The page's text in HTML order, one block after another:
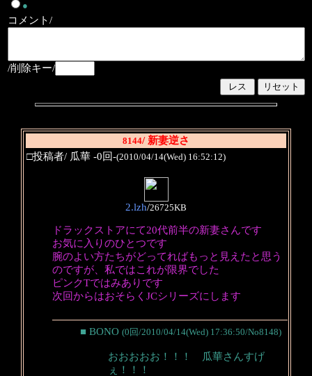
●
コメント/
/削除キー/
8144/ 新妻逆さ
□投稿者/ 瓜華 -0回-(2010/04/14(Wed) 16:52:12)
2.lzh/26725KB
ドラックストアにて20代前半の新妻さんです
お気に入りのひとつです
腕のよい方たちがどってればもっと見えたと思う
のですが、私ではこれが限界でした
ピンクTではみありです
次回からはおそらくJCシリーズにします
■ BONO (0回/2010/04/14(Wed) 17:36:50/No8148)
おおおおお！！！ 瓜華さんすげ
ぇ！！！